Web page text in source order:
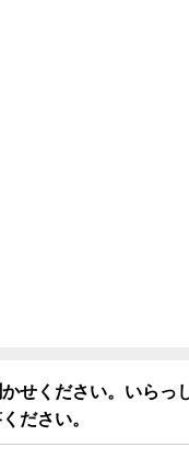
せください。いらっ
ださい。